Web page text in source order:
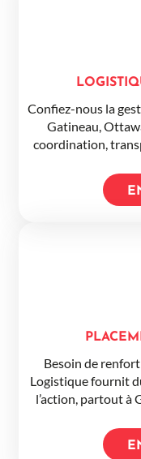
Confiez-nous la
Gatineau,
coordination,
Besoin de
Logistique fournit
l’action, partout à